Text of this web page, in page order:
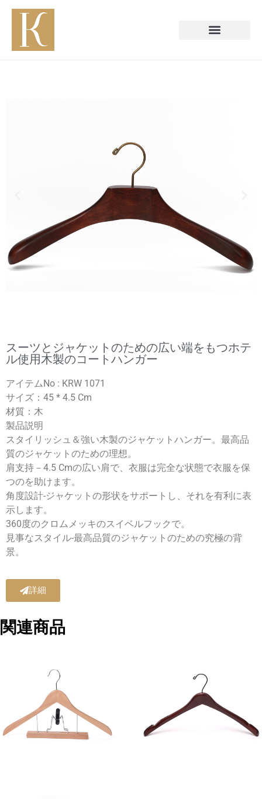
スーツとジャケットのための広い端をもつホテ
ル使用木製のコートハンガー
アイテムNo : KRW 1071
サイズ：45 * 4.5 Cm
材質：木
製品説明
スタイリッシュ＆強い木製のジャケットハンガー。最高品
質のジャケットのための理想。
肩支持－4.5 Cmの広い肩で、衣服は完全な状態で衣服を保
つのを助けます。
角度設計-ジャケットの形状をサポートし、それを有利に表
示します。
360度のクロムメッキのスイベルフックで。
見事なスタイル-最高品質のジャケットのための究極の背
景。
詳細
関連商品